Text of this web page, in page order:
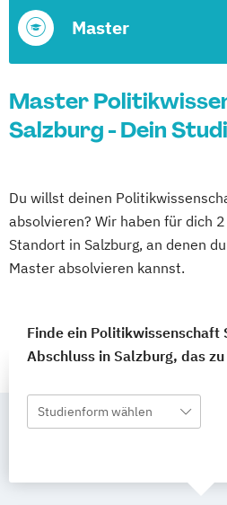
Master
Master
Salzburg - Dein
Du willst deinen
absolvieren? Wir haben für dich
Standort in Salzburg, an denen
Master absolvieren kannst.
Finde ein Politikwissenschaft
Abschluss in Salzburg, das
Studienform wählen